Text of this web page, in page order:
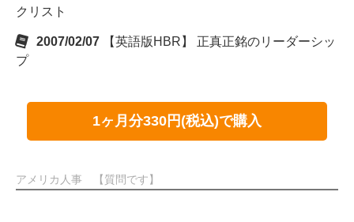
クリスト
2007/02/07
【英語版HBR】 正真正銘のリーダーシッ
プ
1ヶ月分330円(税込)で購入
アメリカ人事 【質問です】